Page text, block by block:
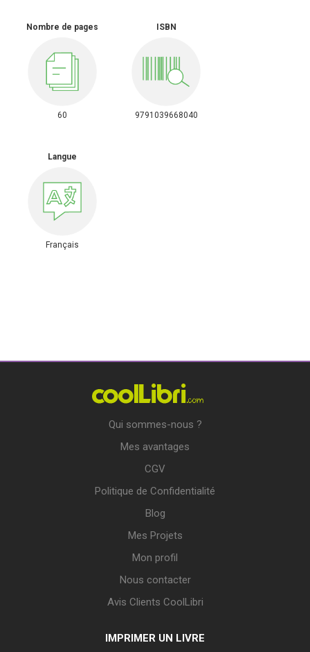
Nombre de pages
60
ISBN
9791039668040
Langue
Français
Qui sommes-nous ?
Mes avantages
CGV
Politique de Confidentialité
Blog
Mes Projets
Mon profil
Nous contacter
Avis Clients CoolLibri
IMPRIMER UN LIVRE